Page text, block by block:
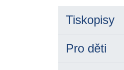
Tiskopisy
Pro děti